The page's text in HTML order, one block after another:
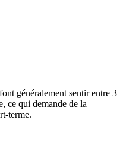
généralement sentir entre 3
ce qui demande de la
terme.